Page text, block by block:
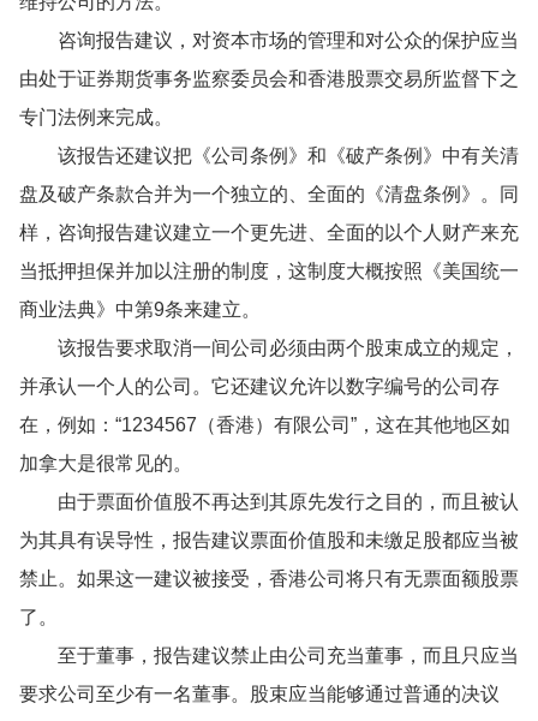
咨询报告建议，对资本市场的管理和对公众的保护应当
由处于证券期货事务监察委员会和香港股票交易所监督下之
专门法例来完成。
该报告还建议把《公司条例》和《破产条例》中有关清
盘及破产条款合并为一个独立的、全面的《清盘条例》。同
样，咨询报告建议建立一个更先进、全面的以个人财产来充
当抵押担保并加以注册的制度，这制度大概按照《美国统一
商业法典》中第9条来建立。
该报告要求取消一间公司必须由两个股束成立的规定，
并承认一个人的公司。它还建议允许以数字编号的公司存
在，例如：“1234567（香港）有限公司”，这在其他地区如
加拿大是很常见的。
由于票面价值股不再达到其原先发行之目的，而且被认
为其具有误导性，报告建议票面价值股和未缴足股都应当被
禁止。如果这一建议被接受，香港公司将只有无票面额股票
了。
至于董事，报告建议禁止由公司充当董事，而且只应当
要求公司至少有一名董事。股束应当能够通过普通的决议